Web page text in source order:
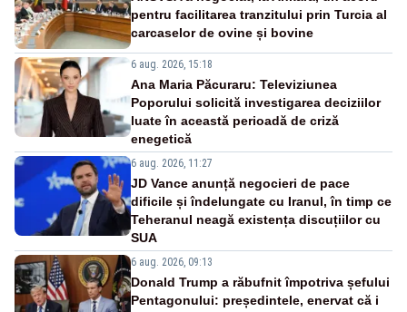
pentru facilitarea tranzitului prin Turcia al
carcaselor de ovine și bovine
6 aug. 2026, 15:18
Ana Maria Păcuraru: Televiziunea
Poporului solicită investigarea deciziilor
luate în această perioadă de criză
enegetică
6 aug. 2026, 11:27
JD Vance anunță negocieri de pace
dificile și îndelungate cu Iranul, în timp ce
Teheranul neagă existența discuțiilor cu
SUA
6 aug. 2026, 09:13
Donald Trump a răbufnit împotriva șefului
Pentagonului: președintele, enervat că i